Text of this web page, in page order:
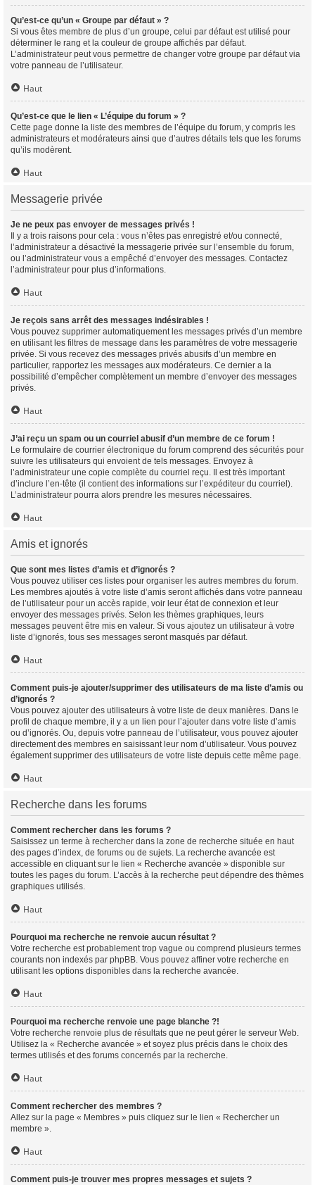
Qu’est-ce qu’un « Groupe par défaut » ?
Si vous êtes membre de plus d’un groupe, celui par défaut est utilisé pour
déterminer le rang et la couleur de groupe affichés par défaut.
L’administrateur peut vous permettre de changer votre groupe par défaut via
votre panneau de l’utilisateur.
Haut
Qu’est-ce que le lien « L’équipe du forum » ?
Cette page donne la liste des membres de l’équipe du forum, y compris les
administrateurs et modérateurs ainsi que d’autres détails tels que les forums
qu’ils modèrent.
Haut
Messagerie privée
Je ne peux pas envoyer de messages privés !
Il y a trois raisons pour cela : vous n’êtes pas enregistré et/ou connecté,
l’administrateur a désactivé la messagerie privée sur l’ensemble du forum,
ou l’administrateur vous a empêché d’envoyer des messages. Contactez
l’administrateur pour plus d’informations.
Haut
Je reçois sans arrêt des messages indésirables !
Vous pouvez supprimer automatiquement les messages privés d’un membre
en utilisant les filtres de message dans les paramètres de votre messagerie
privée. Si vous recevez des messages privés abusifs d’un membre en
particulier, rapportez les messages aux modérateurs. Ce dernier a la
possibilité d’empêcher complètement un membre d’envoyer des messages
privés.
Haut
J’ai reçu un spam ou un courriel abusif d’un membre de ce forum !
Le formulaire de courrier électronique du forum comprend des sécurités pour
suivre les utilisateurs qui envoient de tels messages. Envoyez à
l’administrateur une copie complète du courriel reçu. Il est très important
d’inclure l’en-tête (il contient des informations sur l’expéditeur du courriel).
L’administrateur pourra alors prendre les mesures nécessaires.
Haut
Amis et ignorés
Que sont mes listes d’amis et d’ignorés ?
Vous pouvez utiliser ces listes pour organiser les autres membres du forum.
Les membres ajoutés à votre liste d’amis seront affichés dans votre panneau
de l’utilisateur pour un accès rapide, voir leur état de connexion et leur
envoyer des messages privés. Selon les thèmes graphiques, leurs
messages peuvent être mis en valeur. Si vous ajoutez un utilisateur à votre
liste d’ignorés, tous ses messages seront masqués par défaut.
Haut
Comment puis-je ajouter/supprimer des utilisateurs de ma liste d’amis ou
d’ignorés ?
Vous pouvez ajouter des utilisateurs à votre liste de deux manières. Dans le
profil de chaque membre, il y a un lien pour l’ajouter dans votre liste d’amis
ou d’ignorés. Ou, depuis votre panneau de l’utilisateur, vous pouvez ajouter
directement des membres en saisissant leur nom d’utilisateur. Vous pouvez
également supprimer des utilisateurs de votre liste depuis cette même page.
Haut
Recherche dans les forums
Comment rechercher dans les forums ?
Saisissez un terme à rechercher dans la zone de recherche située en haut
des pages d’index, de forums ou de sujets. La recherche avancée est
accessible en cliquant sur le lien « Recherche avancée » disponible sur
toutes les pages du forum. L’accès à la recherche peut dépendre des thèmes
graphiques utilisés.
Haut
Pourquoi ma recherche ne renvoie aucun résultat ?
Votre recherche est probablement trop vague ou comprend plusieurs termes
courants non indexés par phpBB. Vous pouvez affiner votre recherche en
utilisant les options disponibles dans la recherche avancée.
Haut
Pourquoi ma recherche renvoie une page blanche ?!
Votre recherche renvoie plus de résultats que ne peut gérer le serveur Web.
Utilisez la « Recherche avancée » et soyez plus précis dans le choix des
termes utilisés et des forums concernés par la recherche.
Haut
Comment rechercher des membres ?
Allez sur la page « Membres » puis cliquez sur le lien « Rechercher un
membre ».
Haut
Comment puis-je trouver mes propres messages et sujets ?